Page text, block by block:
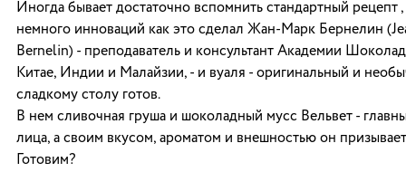
Иногда бывает достаточно вспомнить стандартный рецепт
немного инноваций как это сделал Жан-Марк Бернелин
Bernelin) - преподаватель и консультант Академии
Китае, Индии и Малайзии, - и вуаля - оригинальный и
сладкому столу готов.
В нем сливочная груша и шоколадный мусс Вельвет -
лица, а своим вкусом, ароматом и внешностью он
Готовим?